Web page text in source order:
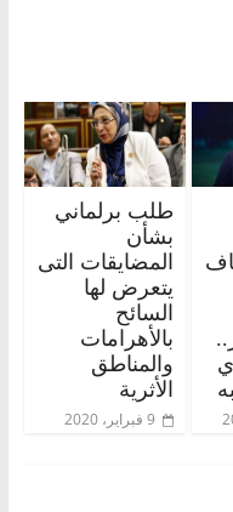
طلب برلماني
بشأن
المضايقات التى
يتعرض لها
السائح
بالأهرامات
والمناطق
الأثرية
9 فبراير، 2020